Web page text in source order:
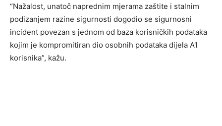
“Nažalost, unatoč naprednim mjerama zaštite i stalnim
podizanjem razine sigurnosti dogodio se sigurnosni
incident povezan s jednom od baza korisničkih podataka
kojim je kompromitiran dio osobnih podataka dijela A1
korisnika”, kažu.